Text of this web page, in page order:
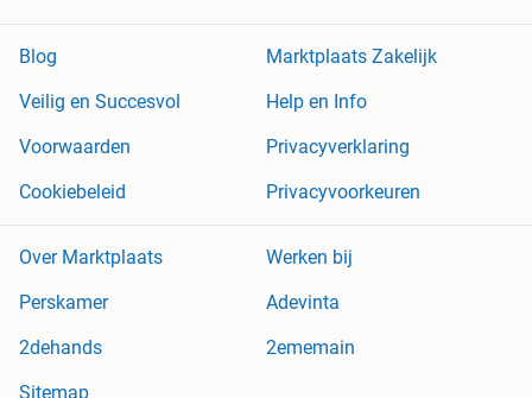
Blog
Marktplaats Zakelijk
Veilig en Succesvol
Help en Info
Voorwaarden
Privacyverklaring
Cookiebeleid
Privacyvoorkeuren
Over Marktplaats
Werken bij
Perskamer
Adevinta
2dehands
2ememain
Sitemap